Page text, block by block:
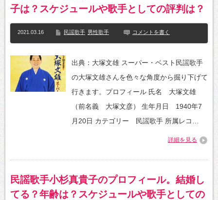
子は？スケジュールや歌手としての評判は？
2021.03.16 民謡歌手 男性歌手 コメントを書く
出典：大塚文雄 スーパー・ベスト民謡歌手
の大塚文雄さんを色々な角度から掘り下げて
行きます。プロフィール 氏名 大塚文雄
（前名義 大塚文彦） 生年月日 1940年7
月20日 カテゴリー 民謡歌手 所属レコ…
詳細を見る
民謡歌手小杉真貴子のプロフィール。結婚し
てる？年齢は？スケジュールや歌手としての